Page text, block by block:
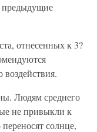
предыдущие
отнесенных к 3?
Людям среднего
не привыкли к
солнце,